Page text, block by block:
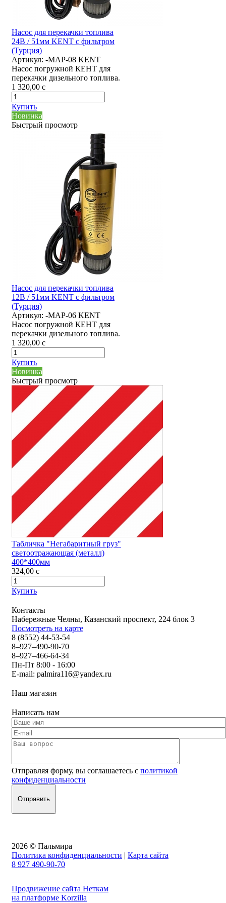
Насос для перекачки топлива
24В / 51мм KENT с фильтром
(Турция)
Артикул: -MAP-08 KENT
Насос погружной КЕНТ для
перекачки дизельного топлива.
1 320,00 c
Купить
Новинка
Быстрый просмотр
Насос для перекачки топлива
12В / 51мм KENT с фильтром
(Турция)
Артикул: -MAP-06 KENT
Насос погружной КЕНТ для
перекачки дизельного топлива.
1 320,00 c
Купить
Новинка
Быстрый просмотр
Табличка "Негабаритный груз"
светоотражающая (металл)
400*400мм
324,00 c
Купить
Контакты
Набережные Челны, Казанский проспект, 224 блок 3
Посмотреть на карте
8 (8552) 44-53-54
8–927–490-90-70
8–927–466-64-34
Пн-Пт 8:00 - 16:00
E-mail: palmira116@yandex.ru
Наш магазин
Написать нам
Отправляя форму, вы соглашаетесь с политикой
конфиденциальности
2026 © Пальмира
Политика конфиденциальности | Карта сайта
8 927 490-90-70
Продвижение сайта Неткам
на платформе Korzilla